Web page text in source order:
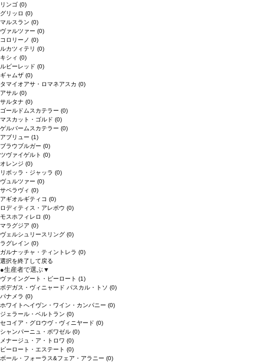
リンゴ (0)
グリッロ (0)
マルスラン (0)
ヴァルツァー (0)
コロリーノ (0)
ルカツィテリ (0)
キシィ (0)
ルビーレッド (0)
ギャムザ (0)
タマイオアサ・ロマネアスカ (0)
アサル (0)
サルタナ (0)
ゴールドムスカテラー (0)
マスカット・ゴルド (0)
ゲルバームスカテラー (0)
アブリュー (1)
ブラウブルガー (0)
ツヴァイゲルト (0)
オレンジ (0)
リボッラ・ジャッラ (0)
ヴュルツァー (0)
サペラヴィ (0)
アギオルギティコ (0)
ロディティス・アレポウ (0)
モスホフィレロ (0)
マラグジア (0)
ヴェルシュリースリング (0)
ラグレイン (0)
ガルナッチャ・ティントレラ (0)
選択を終了して戻る
●生産者で選ぶ▼
ヴァイングート・ピーロート (1)
ボデガス・ヴィニャード パスカル・トソ (0)
パナメラ (0)
ホワイトへイヴン・ワイン・カンパニー (0)
ジェラール・ベルトラン (0)
セコイア・グロウヴ・ヴィニヤード (0)
シャンパーニュ・ボワゼル (0)
メナージュ・ア・トロワ (0)
ピーロート・エステート (0)
ボール・フォーラス&フェア・アラニー (0)